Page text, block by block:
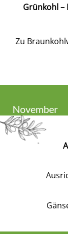
Grünkohl –
Zu
November